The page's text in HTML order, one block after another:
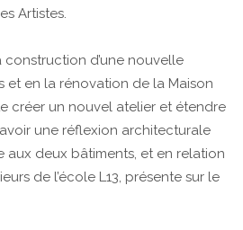
Artistes.
d’une nouvelle
et en la rénovation de la Maison
créer un nouvel atelier et étendre
une réflexion architecturale
aux deux bâtiments, et en relation
de l’école L13, présente sur le